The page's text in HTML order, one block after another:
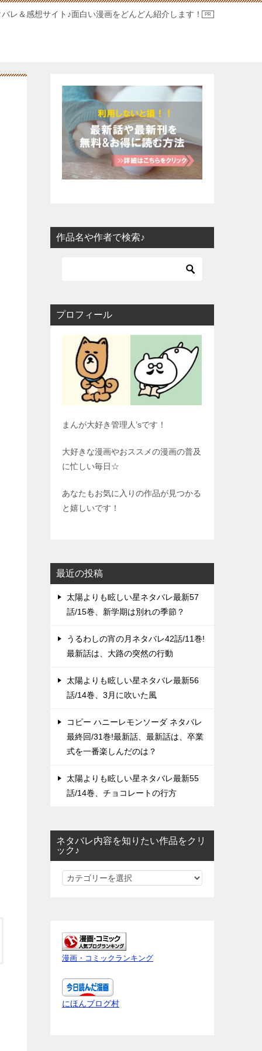
レ＆感想サイト♪面白い漫画をどんどん紹介します！
作品名や作者で検索♪
プロフィール
まんが大好き管理人’sです！
大好きな漫画やおススメの漫画の普及
に忙しい毎日☆
あなたもお気に入りの作品が見つかる
と嬉しいです！
最近の投稿
太陽よりも眩しい星ネタバレ最新57
話/15巻、新学期は別れの季節？
うるわしの宵の月ネタバレ42話/11巻!
最新話は、大路の突然の行動
太陽よりも眩しい星ネタバレ最新56
話/14巻、3月に吹いた風
コピー ハニーレモンソーダ ネタバレ
最終回/31巻!最新話、最新話は、卒業
式を一番楽しんだのは？
太陽よりも眩しい星ネタバレ最新55
話/14巻、チョコレートの行方
ネタバレ内容を知りたい作品をクリ
ック♪
ネ
内
容
を
知
り
た
漫画・コミックランキング
にほんブログ村